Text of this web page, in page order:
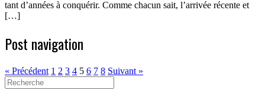
tant d’années à conquérir. Comme chacun sait, l’arrivée récente et
[…]
Post navigation
« Précédent 1 2 3 4 5 6 7 8 Suivant »
Search
for: